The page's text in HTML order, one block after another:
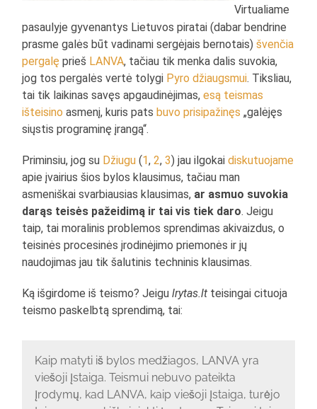
Virtualiame
pasaulyje gyvenantys Lietuvos piratai (dabar bendrine
prasme galės būt vadinami sergėjais bernotais)švenčia
pergalę prieš LANVA, tačiau tik menka dalis suvokia,
jog tos pergalės vertė tolygi Pyro džiaugsmui. Tiksliau,
tai tik laikinas savęs apgaudinėjimas,esą teismas
išteisino asmenį, kuris patsbuvo prisipažinęs „galėjęs
siųstis programinę įrangą“.
Priminsiu, jog su Džiugu (1,2,3) jau ilgokaidiskutuojame
apie įvairius šios bylos klausimus, tačiau man
asmeniškai svarbiausias klausimas, ar asmuo suvokia
darąs teisės pažeidimą ir tai vis tiek daro. Jeigu
taip, tai moralinis problemos sprendimas akivaizdus, o
teisinės procesinės įrodinėjimo priemonės ir jų
naudojimas jau tik šalutinis techninis klausimas.
Ką išgirdome iš teismo? Jeigulrytas.lt teisingai cituoja
teismo paskelbtą sprendimą, tai:
Kaip matyti iš bylos medžiagos, LANVA yra
viešoji įstaiga. Teismui nebuvo pateikta
įrodymų, kad LANVA, kaip viešoji įstaiga, turėjo